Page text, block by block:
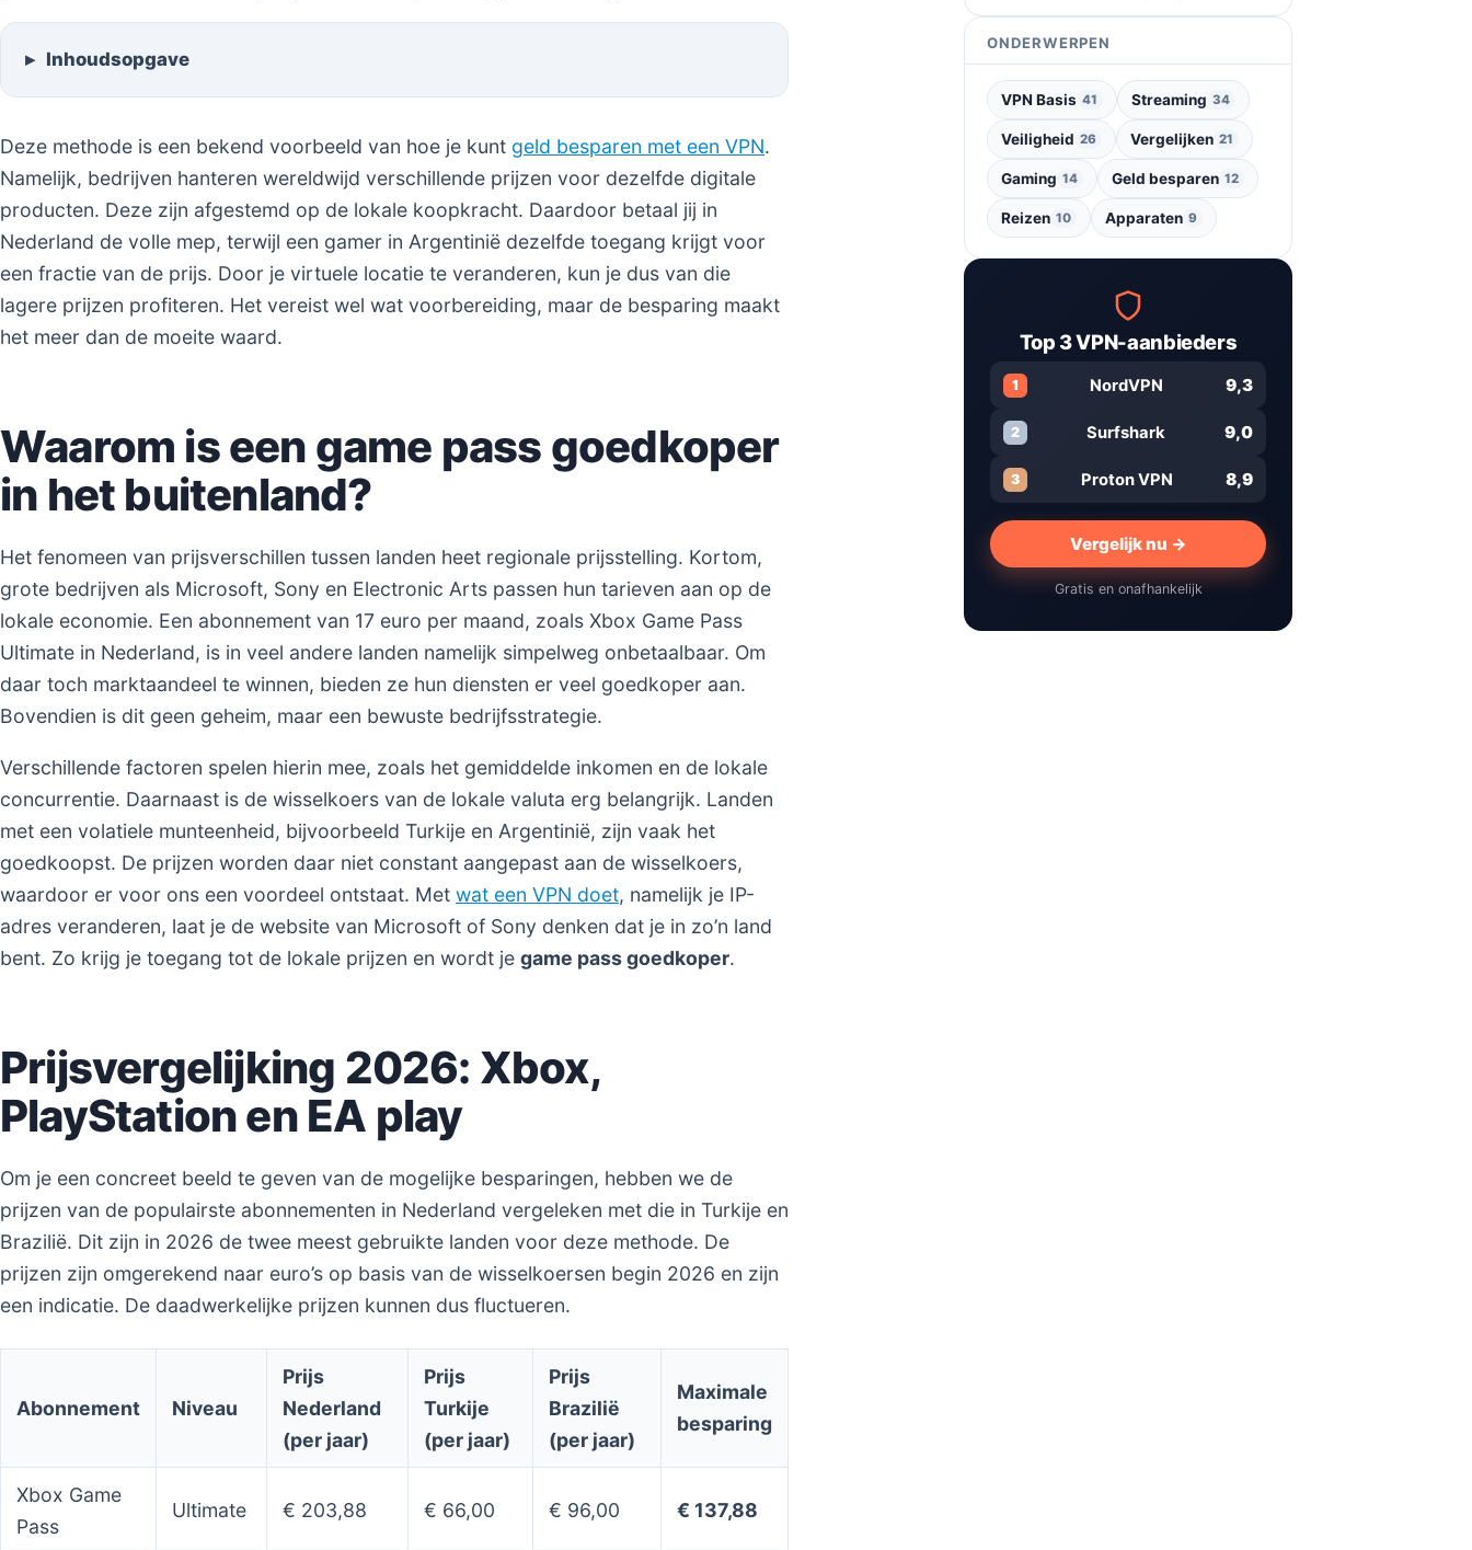
Inhoudsopgave
Deze methode is een bekend voorbeeld van hoe je kunt geld besparen met een VPN.
Namelijk, bedrijven hanteren wereldwijd verschillende prijzen voor dezelfde digitale
producten. Deze zijn afgestemd op de lokale koopkracht. Daardoor betaal jij in
Nederland de volle mep, terwijl een gamer in Argentinië dezelfde toegang krijgt voor
een fractie van de prijs. Door je virtuele locatie te veranderen, kun je dus van die
lagere prijzen profiteren. Het vereist wel wat voorbereiding, maar de besparing maakt
het meer dan de moeite waard.
Waarom is een game pass goedkoper
in het buitenland?
Het fenomeen van prijsverschillen tussen landen heet regionale prijsstelling. Kortom,
grote bedrijven als Microsoft, Sony en Electronic Arts passen hun tarieven aan op de
lokale economie. Een abonnement van 17 euro per maand, zoals Xbox Game Pass
Ultimate in Nederland, is in veel andere landen namelijk simpelweg onbetaalbaar. Om
daar toch marktaandeel te winnen, bieden ze hun diensten er veel goedkoper aan.
Bovendien is dit geen geheim, maar een bewuste bedrijfsstrategie.
Verschillende factoren spelen hierin mee, zoals het gemiddelde inkomen en de lokale
concurrentie. Daarnaast is de wisselkoers van de lokale valuta erg belangrijk. Landen
met een volatiele munteenheid, bijvoorbeeld Turkije en Argentinië, zijn vaak het
goedkoopst. De prijzen worden daar niet constant aangepast aan de wisselkoers,
waardoor er voor ons een voordeel ontstaat. Met wat een VPN doet, namelijk je IP-
adres veranderen, laat je de website van Microsoft of Sony denken dat je in zo’n land
bent. Zo krijg je toegang tot de lokale prijzen en wordt je game pass goedkoper.
Prijsvergelijking 2026: Xbox,
PlayStation en EA play
Om je een concreet beeld te geven van de mogelijke besparingen, hebben we de
prijzen van de populairste abonnementen in Nederland vergeleken met die in Turkije en
Brazilië. Dit zijn in 2026 de twee meest gebruikte landen voor deze methode. De
prijzen zijn omgerekend naar euro’s op basis van de wisselkoersen begin 2026 en zijn
een indicatie. De daadwerkelijke prijzen kunnen dus fluctueren.
Abonnement Niveau
Prijs
Nederland
(per jaar)
Prijs
Turkije
(per jaar)
Prijs
Brazilië
(per jaar)
Maximale
besparing
Xbox Game
Pass
Ultimate € 203,88 € 66,00 € 96,00 € 137,88
ONDERWERPEN
VPN Basis 41 Streaming 34
Veiligheid 26 Vergelijken 21
Gaming 14 Geld besparen 12
Reizen 10 Apparaten 9
Top 3 VPN-aanbieders
1 NordVPN 9,3
2 Surfshark 9,0
3 Proton VPN 8,9
Vergelijk nu →
Gratis en onafhankelijk